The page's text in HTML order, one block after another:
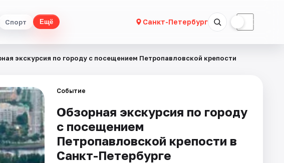
Спорт Ещё Санкт-Петербург ☾
экскурсия по городу с посещением Петропавловской крепости
Событие
Обзорная экскурсия по городу
с посещением
Петропавловской крепости в
Санкт-Петербурге